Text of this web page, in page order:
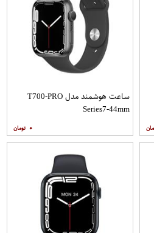
ساعت هوشمند مدل T700-PRO
Series7-44mm
۰